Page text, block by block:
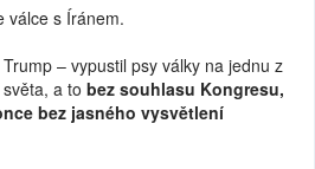
válce s Íránem.
– vypustil psy války na jednu z
a to bez souhlasu Kongresu,
bez jasného vysvětlení